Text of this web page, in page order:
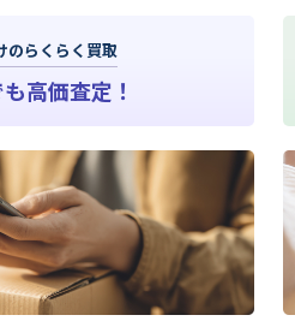
のらくらく買取
高価査定！